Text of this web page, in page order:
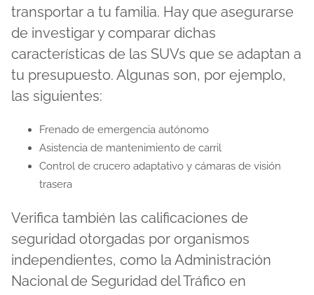
transportar a tu familia. Hay que asegurarse
de investigar y comparar dichas
características de las SUVs que se adaptan a
tu presupuesto. Algunas son, por ejemplo,
las siguientes:
Frenado de emergencia autónomo
Asistencia de mantenimiento de carril
Control de crucero adaptativo y cámaras de visión
trasera
Verifica también las calificaciones de
seguridad otorgadas por organismos
independientes, como la Administración
Nacional de Seguridad del Tráfico en